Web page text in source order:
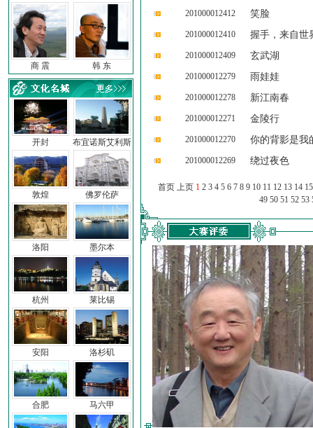
商 震 韩 东
开封
敦煌
洛阳
杭州
安阳
合肥
布宜诺斯艾利斯
佛罗伦萨
墨尔本
莱比锡
洛杉矶
马六甲
201000012412 笑脸
201000012410 握手，来自世
201000012409 玄武湖
201000012279 雨娃娃
201000012278 新江南春
201000012271 金陵行
201000012270 你的背影是我
201000012269 绕过夜色
首页 上页 1 2 3 4 5 6 7 8 9 10 11 12 13 14 15
49 50 51 52 53